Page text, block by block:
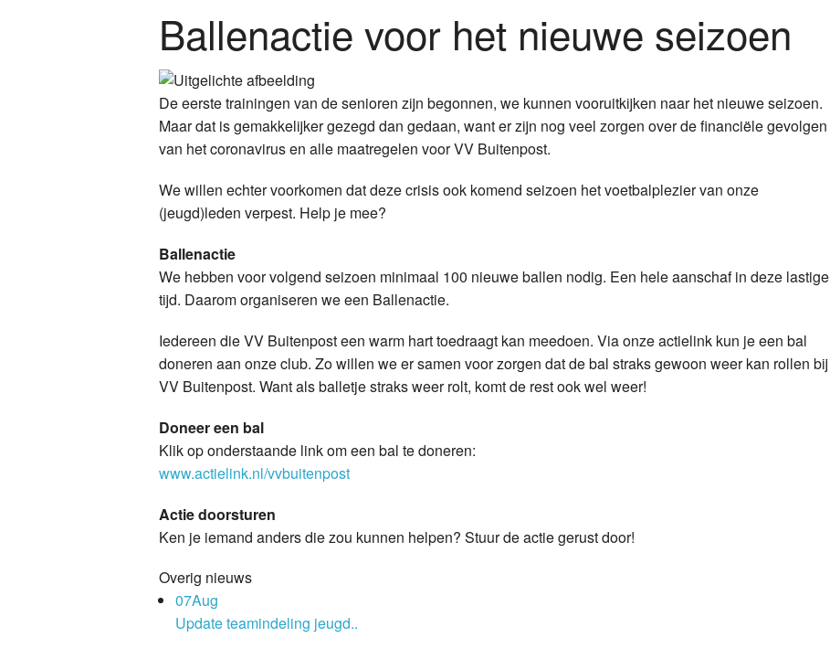
Ballenactie voor het nieuwe seizoen
De eerste trainingen van de senioren zijn begonnen, we kunnen vooruitkijken naar het nieuwe seizoen.
Maar dat is gemakkelijker gezegd dan gedaan, want er zijn nog veel zorgen over de financiële gevolgen
van het coronavirus en alle maatregelen voor VV Buitenpost.
We willen echter voorkomen dat deze crisis ook komend seizoen het voetbalplezier van onze
(jeugd)leden verpest. Help je mee?
Ballenactie
We hebben voor volgend seizoen minimaal 100 nieuwe ballen nodig. Een hele aanschaf in deze lastige
tijd. Daarom organiseren we een Ballenactie.
Iedereen die VV Buitenpost een warm hart toedraagt kan meedoen. Via onze actielink kun je een bal
doneren aan onze club. Zo willen we er samen voor zorgen dat de bal straks gewoon weer kan rollen bij
VV Buitenpost. Want als balletje straks weer rolt, komt de rest ook wel weer!
Doneer een bal
Klik op onderstaande link om een bal te doneren:
www.actielink.nl/vvbuitenpost
Actie doorsturen
Ken je iemand anders die zou kunnen helpen? Stuur de actie gerust door!
Overig nieuws
07Aug
Update teamindeling jeugd..